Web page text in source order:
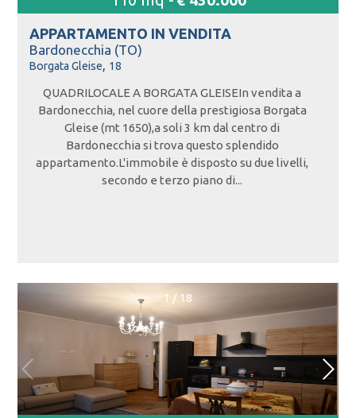
APPARTAMENTO IN VENDITA
Bardonecchia (TO)
Borgata Gleise, 18
QUADRILOCALE A BORGATA GLEISEIn vendita a
Bardonecchia, nel cuore della prestigiosa Borgata
Gleise (mt 1650),a soli 3 km dal centro di
Bardonecchia si trova questo splendido
appartamento.L'immobile è disposto su due livelli,
secondo e terzo piano di...
1 / 18